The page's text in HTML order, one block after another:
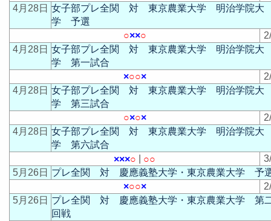
4月28日 女子部プレ全関 対 東京農業大学 明治学院大
学 予選
○××○
4月28日 女子部プレ全関 対 東京農業大学 明治学院大
学 第一試合
×○○×
4月28日 女子部プレ全関 対 東京農業大学 明治学院大
学 第三試合
○×○×
4月28日 女子部プレ全関 対 東京農業大学 明治学院大
学 第六試合
×××○ ○○
5月26日 プレ全関 対 慶應義塾大学・東京農業大学 予
×○○×
5月26日 プレ全関 対 慶應義塾大学・東京農業大学 第
回戦